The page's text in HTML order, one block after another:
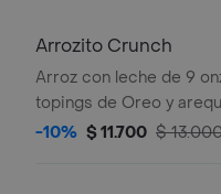
Arrozito Crunch
Arroz con leche de 9
topings de Oreo y
-10% $ 11.700 $